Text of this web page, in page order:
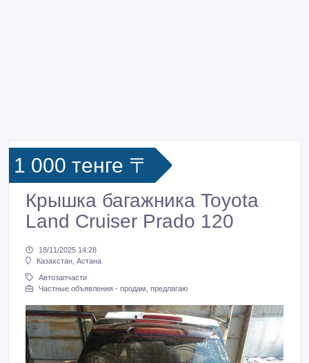
1 000 тенге 〒
Крышка багажника Toyota
Land Cruiser Prado 120
18/11/2025 14:28
Казахстан, Астана
Автозапчасти
Частные объявления - продам, предлагаю